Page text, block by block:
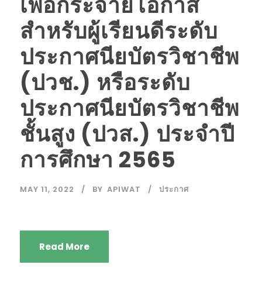
สำหรับผู้เรียนดีระดับ
ประกาศนียบัตรวิชาชีพ
(ปวช.) หรือระดับ
ประกาศนียบัตรวิชาชีพ
ชั้นสูง (ปวส.) ประจำปี
การศึกษา 2565
MAY 11, 2022 BY APIWAT ประกาศ
Read More